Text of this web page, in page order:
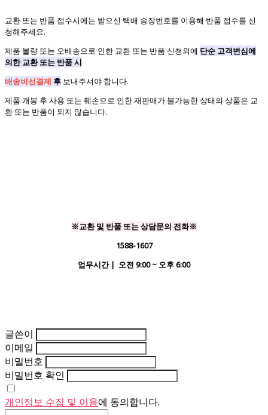
교환 또는 반품 접수시에는 받으신 택배 송장번호를 이용해 반품 접수를 신
청해주세요.
제품 불량 또는 오배송으로 인한 교환 또는 반품 신청외에 단순 고객변심에
의한 교환 또는 반품 시
배송비선결제 후 보내주셔야 합니다.
제품 개봉 후 사용 또는 훼손으로 인한 재판매가 불가능한 상태의 상품은 교
환 또는 반품이 되지 않습니다.
※교환 및 반품 또는 상담문의 전화※
1588-1607
업무시간 | 오전 9:00 ~ 오후 6:00
글쓴이
이메일
비밀번호
비밀번호 확인
개인정보 수집 및 이용에 동의합니다.